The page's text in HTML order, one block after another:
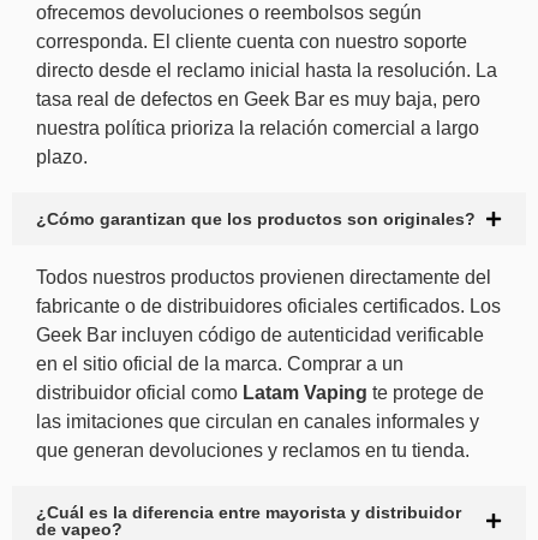
ofrecemos devoluciones o reembolsos según
corresponda. El cliente cuenta con nuestro soporte
directo desde el reclamo inicial hasta la resolución. La
tasa real de defectos en Geek Bar es muy baja, pero
nuestra política prioriza la relación comercial a largo
plazo.
¿Cómo garantizan que los productos son originales?
Todos nuestros productos provienen directamente del
fabricante o de distribuidores oficiales certificados. Los
Geek Bar incluyen código de autenticidad verificable
en el sitio oficial de la marca. Comprar a un
distribuidor oficial como Latam Vaping te protege de
las imitaciones que circulan en canales informales y
que generan devoluciones y reclamos en tu tienda.
¿Cuál es la diferencia entre mayorista y distribuidor
de vapeo?